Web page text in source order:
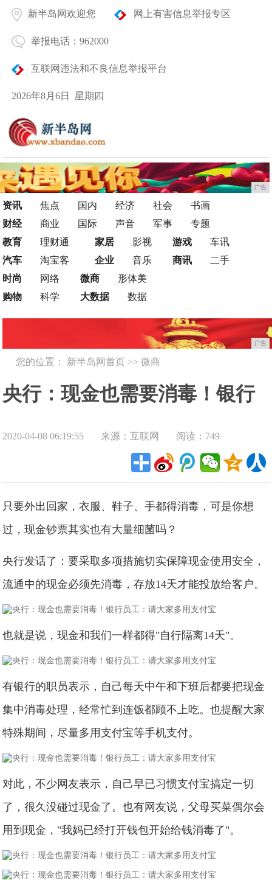
新半岛网欢迎您 网上有害信息举报专区
举报电话：962000
互联网违法和不良信息举报平台
2026年8月6日 星期四
广告
资讯 焦点 国内 经济 社会
书画
财经
商业 国际 声音 军事
专题
教育
理财通
汽车
淘宝客
家居
影视
企业
音乐
游戏
车讯
商讯
二手
时尚
网络
购物
科学
微商
形体美
大数据
数据
广告
您的位置： 新半岛网首页 >>微商
央行：现金也需要消毒！银行
员工：请大家多用支付宝
2020-04-08 06:19:55 来源：互联网 阅读：749
只要外出回家，衣服、鞋子、手都得消毒，可是你想
过，现金钞票其实也有大量细菌吗？
央行发话了：要采取多项措施切实保障现金使用安全，
流通中的现金必须先消毒，存放14天才能投放给客户。
也就是说，现金和我们一样都得"自行隔离14天"。
有银行的职员表示，自己每天中午和下班后都要把现金
集中消毒处理，经常忙到连饭都顾不上吃。也提醒大家
特殊期间，尽量多用支付宝等手机支付。
对此，不少网友表示，自己早已习惯支付宝搞定一切
了，很久没碰过现金了。也有网友说，父母买菜偶尔会
用到现金，"我妈已经打开钱包开始给钱消毒了"。